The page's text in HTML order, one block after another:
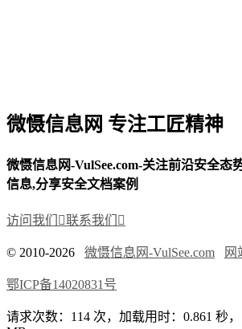
微慑信息网 专注工匠精神
微慑信息网-VulSee.com-关注前沿安全态
信息,分享安全文档案例
访问我们 联系我们 
© 2010-2026 微慑信息网-VulSee.com 网
鄂ICP备14020831号
请求次数：114 次，加载用时：0.861 秒